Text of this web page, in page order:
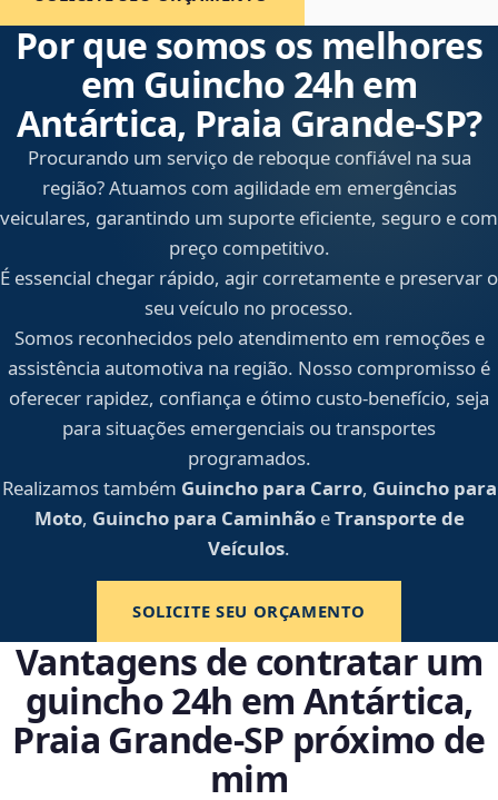
Por que somos os melhores
em Guincho 24h em
Antártica, Praia Grande‑SP?
Procurando um serviço de reboque confiável na sua
região? Atuamos com agilidade em emergências
veiculares, garantindo um suporte eficiente, seguro e com
preço competitivo.
É essencial chegar rápido, agir corretamente e preservar o
seu veículo no processo.
Somos reconhecidos pelo atendimento em remoções e
assistência automotiva na região. Nosso compromisso é
oferecer rapidez, confiança e ótimo custo-benefício, seja
para situações emergenciais ou transportes
programados.
Realizamos também Guincho para Carro, Guincho para
Moto, Guincho para CaminhãoeTransporte de
Veículos.
SOLICITE SEU ORÇAMENTO
Vantagens de contratar um
guincho 24h em Antártica,
Praia Grande‑SP próximo de
mim